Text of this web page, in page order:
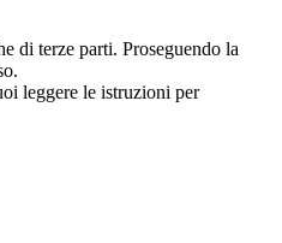
di terze parti. Proseguendo la
leggere le istruzioni per